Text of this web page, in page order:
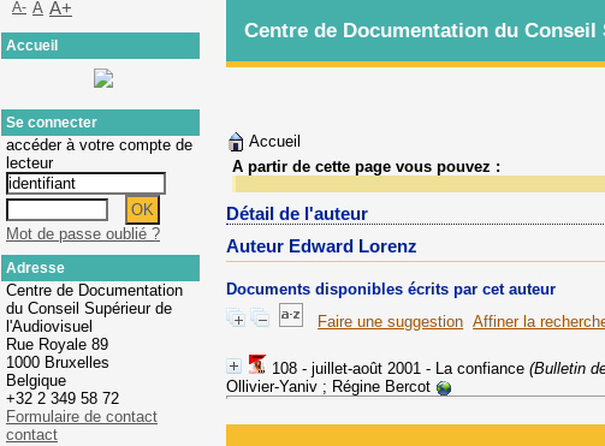
Accueil
A partir de cette page vous pouvez :
Détail de l'auteur
Auteur Edward Lorenz
Documents disponibles écrits par cet auteur
Faire une suggestion Affiner la
108 - juillet-août 2001 - La confiance (Bulletin
Ollivier-Yaniv ; Régine Bercot
Centre de Documentation du
A- A A+
Accueil
Se connecter
accéder à votre compte de
lecteur
Mot de passe oublié ?
Adresse
Centre de Documentation
du Conseil Supérieur de
l'Audiovisuel
Rue Royale 89
1000 Bruxelles
Belgique
+32 2 349 58 72
Formulaire de contact
contact